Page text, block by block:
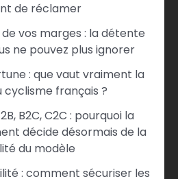
de réclamer
vos marges : la détente
ne pouvez plus ignorer
: que vaut vraiment la
cyclisme français ?
B2C, C2C : pourquoi la
décide désormais de la
du modèle
: comment sécuriser les